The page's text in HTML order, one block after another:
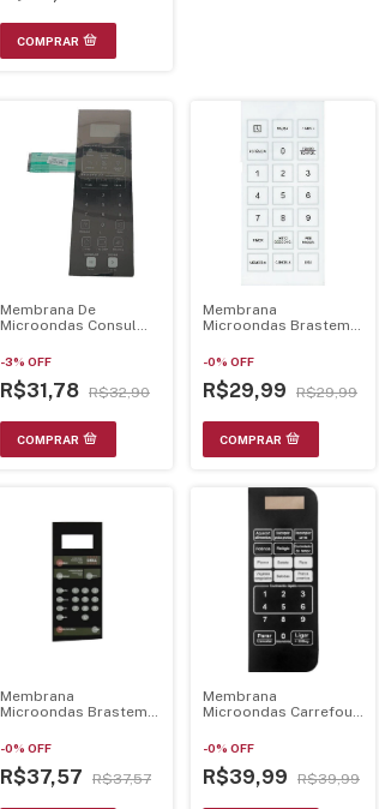
Membrana De
Microondas Consul
-3% OFF
R$31,78 R$32,90
Membrana
Microondas Brastemp
-0% OFF
R$29,99 R$29,99
Membrana
Microondas Brastemp
-0% OFF
R$37,57 R$37,57
Membrana
Microondas Carrefour
-0% OFF
R$39,99 R$39,99